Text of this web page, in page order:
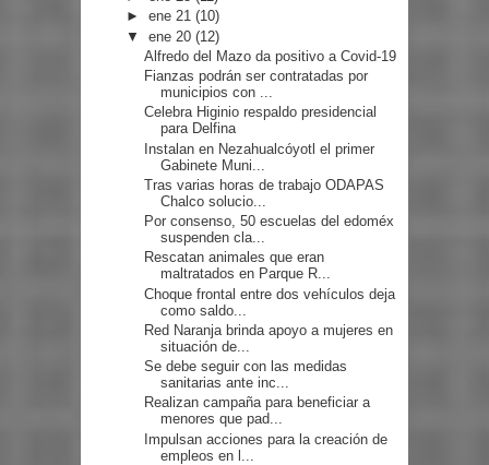
►ene 21(10)
▼ene 20(12)
Alfredo del Mazo da positivo a Covid-19
Fianzas podrán ser contratadas por
municipios con ...
Celebra Higinio respaldo presidencial
para Delfina
Instalan en Nezahualcóyotl el primer
Gabinete Muni...
Tras varias horas de trabajo ODAPAS
Chalco solucio...
Por consenso, 50 escuelas del edoméx
suspenden cla...
Rescatan animales que eran
maltratados en Parque R...
Choque frontal entre dos vehículos deja
como saldo...
Red Naranja brinda apoyo a mujeres en
situación de...
Se debe seguir con las medidas
sanitarias ante inc...
Realizan campaña para beneficiar a
menores que pad...
Impulsan acciones para la creación de
empleos en l...